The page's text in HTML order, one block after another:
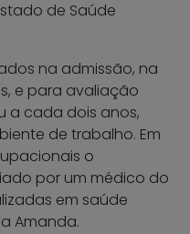
de Saúde
na admissão, na
e para avaliação
a cada dois anos,
de trabalho. Em
o
por um médico do
em saúde
Amanda.